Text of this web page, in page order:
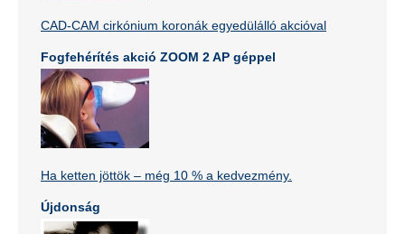
CAD-CAM cirkónium koronák egyedülálló akcióval
Fogfehérítés akció ZOOM 2 AP géppel
Ha ketten jöttök – még 10 % a kedvezmény.
Újdonság